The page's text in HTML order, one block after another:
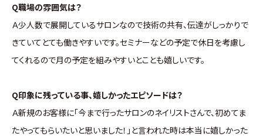
Q職場の雰囲気は？
Ａ少人数で展開しているサロンなので技術の共有、伝達がしっかりで
きていてとても働きやすいです。セミナーなどの予定で休日を考慮し
てくれるので月の予定を組みやすいとことも嬉しいです。
Q印象に残っている事、嬉しかったエピソードは？
Ａ新規のお客様に「今まで行ったサロンのネイリストさんで、初めてま
たやってもらいたいと思いました！」と言われた時は本当に嬉しかった